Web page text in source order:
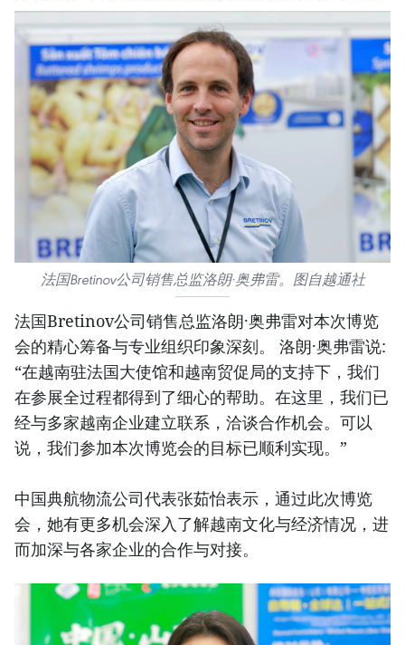
法国Bretinov公司销售总监洛朗·奥弗雷。图自越通社
法国Bretinov公司销售总监洛朗·奥弗雷对本次博览
会的精心筹备与专业组织印象深刻。 洛朗·奥弗雷说:
“在越南驻法国大使馆和越南贸促局的支持下，我们
在参展全过程都得到了细心的帮助。在这里，我们已
经与多家越南企业建立联系，洽谈合作机会。可以
说，我们参加本次博览会的目标已顺利实现。”
中国典航物流公司代表张茹怡表示，通过此次博览
会，她有更多机会深入了解越南文化与经济情况，进
而加深与各家企业的合作与对接。